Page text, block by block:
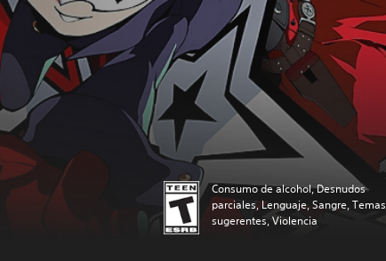
Consumo de alcohol, Desnudos
parciales, Lenguaje, Sangre, Temas
sugerentes, Violencia